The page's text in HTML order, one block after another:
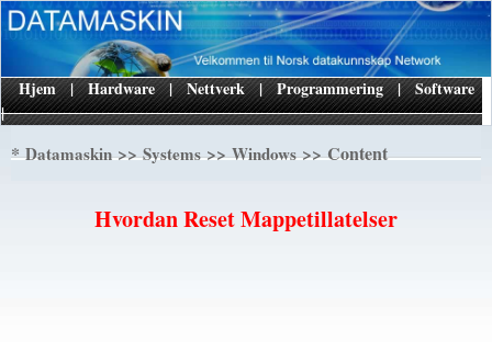
|
Hjem | Hardware | Nettverk | Programmering | Software
*Datamaskin>>Systems>>Windows>> Content
Hvordan Reset Mappetillatelser